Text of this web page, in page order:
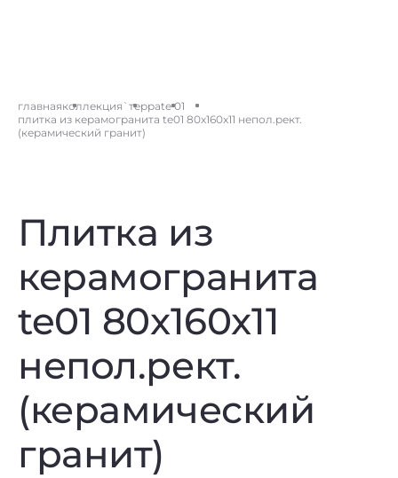
главнаяколлекция `терраte 01
плитка из керамогранита te01 80x160x11 непол.рект.
(керамический гранит)
Плитка из
керамогранита
te01 80x160x11
непол.рект.
(керамический
гранит)